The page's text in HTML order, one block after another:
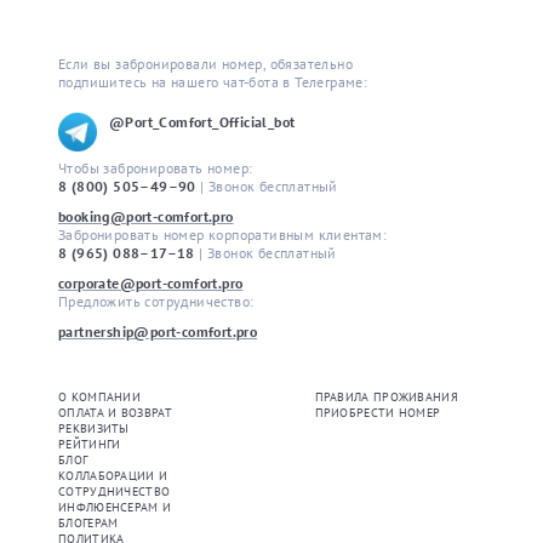
О КОМПАНИИ
ОПЛАТА И ВОЗВРАТ
РЕКВИЗИТЫ
РЕЙТИНГИ
БЛОГ
КОЛЛАБОРАЦИИ И
СОТРУДНИЧЕСТВО
ИНФЛЮЕНСЕРАМ И
БЛОГЕРАМ
ПОЛИТИКА
ПРАВИЛА ПРОЖИВАНИЯ
ПРИОБРЕСТИ НОМЕР
Если вы забронировали номер, обязательно
подпишитесь на нашего чат-бота в Телеграме:
@Port_Comfort_Official_bot
Чтобы забронировать номер:
8 (800) 505–49–90 | Звонок бесплатный
booking@port-comfort.pro
Забронировать номер корпоративным клиентам:
8 (965) 088–17–18 | Звонок бесплатный
corporate@port-comfort.pro
Предложить сотрудничество:
partnership@port-comfort.pro